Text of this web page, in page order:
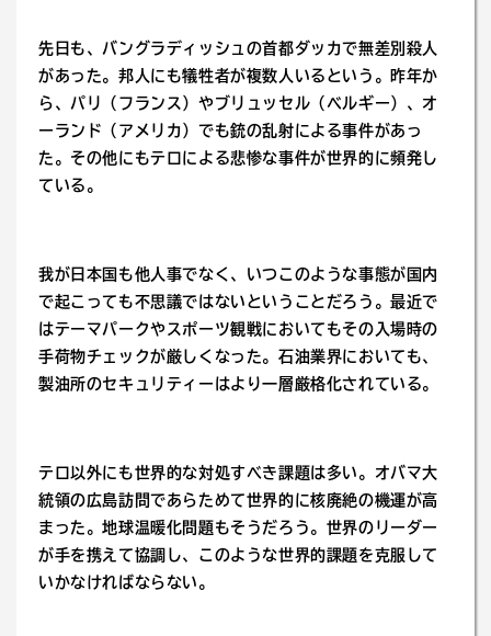
先日も、バングラディッシュの首都ダッカで無差別殺人
があった。邦人にも犠牲者が複数人いるという。昨年か
ら、パリ（フランス）やブリュッセル（ベルギー）、オ
ーランド（アメリカ）でも銃の乱射による事件があっ
た。その他にもテロによる悲惨な事件が世界的に頻発し
ている。
我が日本国も他人事でなく、いつこのような事態が国内
で起こっても不思議ではないということだろう。最近で
はテーマパークやスポーツ観戦においてもその入場時の
手荷物チェックが厳しくなった。石油業界においても、
製油所のセキュリティーはより一層厳格化されている。
テロ以外にも世界的な対処すべき課題は多い。オバマ大
統領の広島訪問であらためて世界的に核廃絶の機運が高
まった。地球温暖化問題もそうだろう。世界のリーダー
が手を携えて協調し、このような世界的課題を克服して
いかなければならない。